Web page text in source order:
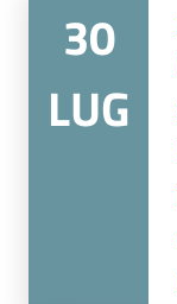
30
LUG